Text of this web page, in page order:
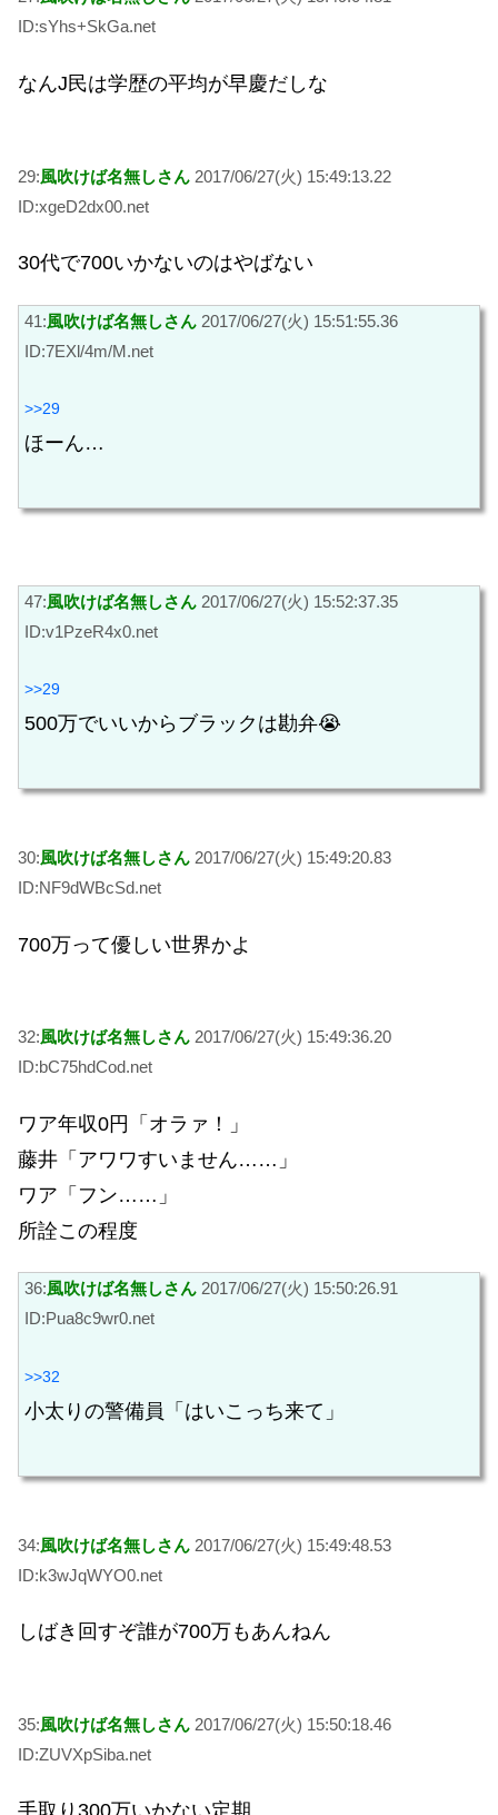
ID:sYhs+SkGa.net
なんJ民は学歴の平均が早慶だしな
29:風吹けば名無しさん 2017/06/27(火) 15:49:13.22
ID:xgeD2dx00.net
30代で700いかないのはやばない
41:風吹けば名無しさん 2017/06/27(火) 15:51:55.36
ID:7EXl/4m/M.net
>>29
ほーん…
47:風吹けば名無しさん 2017/06/27(火) 15:52:37.35
ID:v1PzeR4x0.net
>>29
500万でいいからブラックは勘弁😭
30:風吹けば名無しさん 2017/06/27(火) 15:49:20.83
ID:NF9dWBcSd.net
700万って優しい世界かよ
32:風吹けば名無しさん 2017/06/27(火) 15:49:36.20
ID:bC75hdCod.net
ワア年収0円「オラァ！」
藤井「アワワすいません……」
ワア「フン……」
所詮この程度
36:風吹けば名無しさん 2017/06/27(火) 15:50:26.91
ID:Pua8c9wr0.net
>>32
小太りの警備員「はいこっち来て」
34:風吹けば名無しさん 2017/06/27(火) 15:49:48.53
ID:k3wJqWYO0.net
しばき回すぞ誰が700万もあんねん
35:風吹けば名無しさん 2017/06/27(火) 15:50:18.46
ID:ZUVXpSiba.net